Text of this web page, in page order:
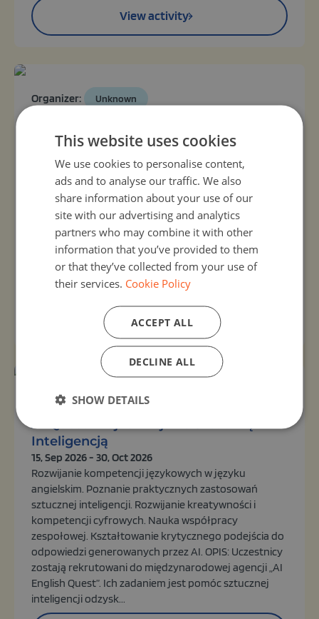
View activity
Organizer: Unknown
16, Sep 2026 - 24, Sep 2026
Wydarzenie to intensywne, 4-godzinne warsztaty
łączące technologię sztucznej inteligencji (Generative
AI) z podstawami programowania webowego
(HTML/CSS). Główną metodą pracy jest nauka przez
praktykę. Uczestnicy wykorzystają model Google
Gemini do stworzenia spersonalizowanego asystenta
kariery (Gem), który przeanalizuje ich predyspozycje
zawodowe. Następnie, przy użyciu chmurowego
edytora Editey ...
Organizer: Unknown
AI Quest - Tajna Misja ze Sztuczną
Inteligencją
15, Sep 2026 - 30, Oct 2026
Rozwijanie kompetencji językowych w języku
angielskim. Poznanie praktycznych zastosowań
sztucznej inteligencji. Rozwijanie kreatywności i
kompetencji cyfrowych. Nauka współpracy
zespołowej. Kształtowanie krytycznego podejścia do
odpowiedzi generowanych przez AI. OPIS: Uczestnicy
zostają rekrutowani do międzynarodowej agencji „AI
English Quest”. Ich zadaniem jest pomóc sztucznej
inteligencji odzysk...
This website uses cookies
We use cookies to personalise content,
ads and to analyse our traffic. We also
share information about your use of our
site with our advertising and analytics
partners who may combine it with other
information that you’ve provided to them
or that they’ve collected from your use of
their services. Cookie Policy
ACCEPT ALL
DECLINE ALL
SHOW DETAILS